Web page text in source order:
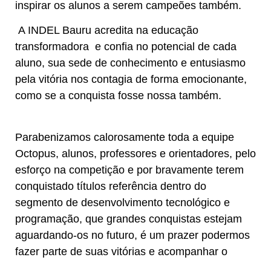
inspirar os alunos a serem campeões também.
A INDEL Bauru acredita na educação
transformadora e confia no potencial de cada
aluno, sua sede de conhecimento e entusiasmo
pela vitória nos contagia de forma emocionante,
como se a conquista fosse nossa também.
Parabenizamos calorosamente toda a equipe
Octopus, alunos, professores e orientadores, pelo
esforço na competição e por bravamente terem
conquistado títulos referência dentro do
segmento de desenvolvimento tecnológico e
programação, que grandes conquistas estejam
aguardando-os no futuro, é um prazer podermos
fazer parte de suas vitórias e acompanhar o